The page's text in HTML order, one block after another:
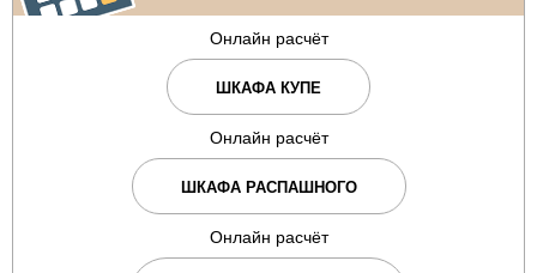
Онлайн расчёт
ШКАФА КУПЕ
Онлайн расчёт
ШКАФА РАСПАШНОГО
Онлайн расчёт